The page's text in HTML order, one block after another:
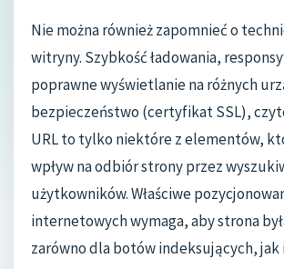
Nie można również zapomnieć o
witryny. Szybkość ładowania,
poprawne wyświetlanie na różnych
bezpieczeństwo (certyfikat SSL),
URL to tylko niektóre z elementów,
wpływ na odbiór strony przez
użytkowników. Właściwe
internetowych wymaga, aby strona
zarówno dla botów indeksujących, jak